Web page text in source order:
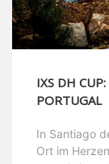
IXS DH
PORTUGAL
In Santiago
Ort im